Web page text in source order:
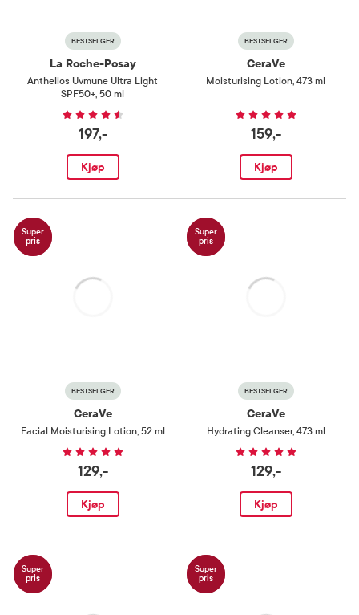
BESTSELGER
La Roche-Posay
Anthelios Uvmune Ultra Light
SPF50+, 50 ml
197,-
Kjøp
BESTSELGER
CeraVe
Moisturising Lotion, 473 ml
159,-
Kjøp
Super
pris
BESTSELGER
CeraVe
Facial Moisturising Lotion, 52 ml
129,-
Kjøp
Super
pris
BESTSELGER
CeraVe
Hydrating Cleanser, 473 ml
129,-
Kjøp
Super
pris
Super
pris